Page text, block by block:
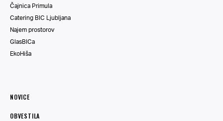
Čajnica Primula
Catering BIC Ljubljana
Najem prostorov
GlasBICa
EkoHiša
NOVICE
OBVESTILA